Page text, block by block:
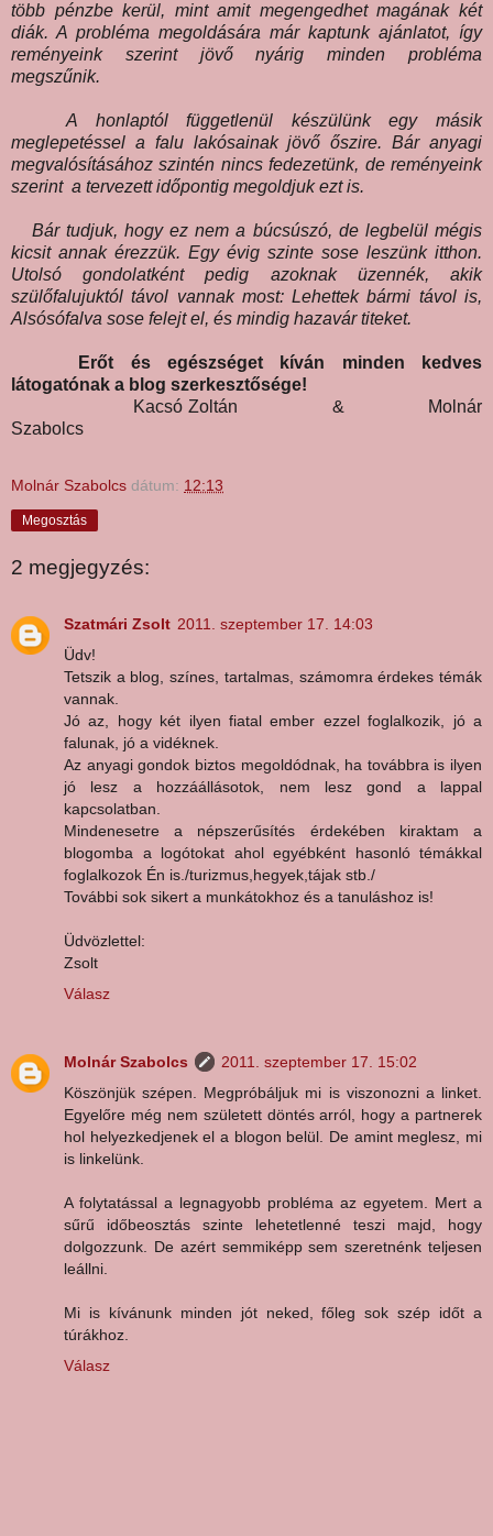
több pénzbe kerül, mint amit megengedhet magának két
diák. A probléma megoldására már kaptunk ajánlatot, így
reményeink szerint jövő nyárig minden probléma
megszűnik.
A honlaptól függetlenül készülünk egy másik
meglepetéssel a falu lakósainak jövő őszire. Bár anyagi
megvalósításához szintén nincs fedezetünk, de reményeink
szerint a tervezett időpontig megoldjuk ezt is.
Bár tudjuk, hogy ez nem a búcsúszó, de legbelül mégis
kicsit annak érezzük. Egy évig szinte sose leszünk itthon.
Utolsó gondolatként pedig azoknak üzennék, akik
szülőfalujuktól távol vannak most:Lehettek bármi távol is,
Alsósófalva sose felejt el, és mindig hazavár titeket.
Erőt és egészséget kíván minden kedves
látogatónak a blog szerkesztősége!
Kacsó Zoltán & Molnár
Szabolcs
Molnár Szabolcs dátum: 12:13
Megosztás
2 megjegyzés:
Szatmári Zsolt 2011. szeptember 17. 14:03
Üdv!
Tetszik a blog, színes, tartalmas, számomra érdekes témák
vannak.
Jó az, hogy két ilyen fiatal ember ezzel foglalkozik, jó a
falunak, jó a vidéknek.
Az anyagi gondok biztos megoldódnak, ha továbbra is ilyen
jó lesz a hozzáállásotok, nem lesz gond a lappal
kapcsolatban.
Mindenesetre a népszerűsítés érdekében kiraktam a
blogomba a logótokat ahol egyébként hasonló témákkal
foglalkozok Én is./turizmus,hegyek,tájak stb./
További sok sikert a munkátokhoz és a tanuláshoz is!
Üdvözlettel:
Zsolt
Válasz
Molnár Szabolcs
2011. szeptember 17. 15:02
Köszönjük szépen. Megpróbáljuk mi is viszonozni a linket.
Egyelőre még nem született döntés arról, hogy a partnerek
hol helyezkedjenek el a blogon belül. De amint meglesz, mi
is linkelünk.
A folytatással a legnagyobb probléma az egyetem. Mert a
sűrű időbeosztás szinte lehetetlenné teszi majd, hogy
dolgozzunk. De azért semmiképp sem szeretnénk teljesen
leállni.
Mi is kívánunk minden jót neked, főleg sok szép időt a
túrákhoz.
Válasz